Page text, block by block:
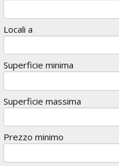
Locali a
Superficie minima
Superficie massima
Prezzo minimo